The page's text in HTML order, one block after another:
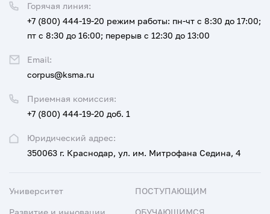
Юридический адрес:
350063 г. Краснодар, ул. им. Митрофана Седина, 4
Приемная комиссия:
+7 (800) 444-19-20 доб. 1
Горячая линия:
+7 (800) 444-19-20 режим работы: пн-чт с 8:30 до 17:00;
пт с 8:30 до 16:00; перерыв с 12:30 до 13:00
Email:
corpus@ksma.ru
Университет
Развитие и инновации
ПОСТУПАЮЩИМ
ОБУЧАЮЩИМСЯ